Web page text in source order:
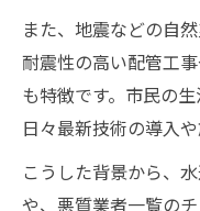
また、地震などの自
耐震性の高い配管工
も特徴です。市民の
日々最新技術の導入
こうした背景から、
や、悪質業者一覧の